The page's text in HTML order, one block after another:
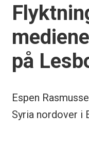
på
Espen
Syria